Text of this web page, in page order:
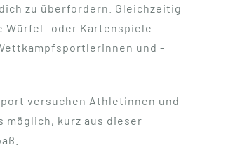
zu überfordern. Gleichzeitig
Würfel- oder Kartenspiele
und -
versuchen Athletinnen und
möglich, kurz aus dieser